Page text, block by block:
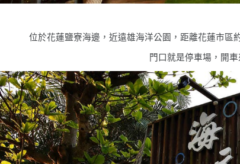
位於花蓮鹽寮海邊，近遠雄海洋公園，距離花蓮市區
門口就是停車場，開